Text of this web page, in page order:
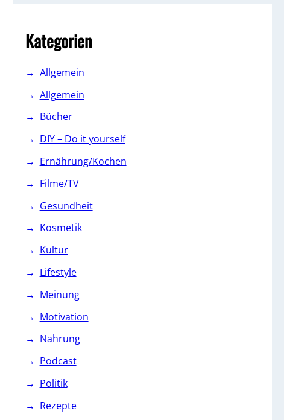
Kategorien
Allgemein
Allgemein
Bücher
DIY – Do it yourself
Ernährung/Kochen
Filme/TV
Gesundheit
Kosmetik
Kultur
Lifestyle
Meinung
Motivation
Nahrung
Podcast
Politik
Rezepte